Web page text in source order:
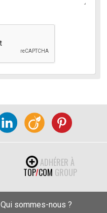
ADHÉRER À
TOP/COM GROUP
Qui sommes-nous ?